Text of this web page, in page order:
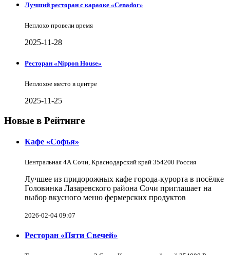
Лучший ресторан с караоке «Cenador»
Неплохо провели время
2025-11-28
Ресторан «Nippon House»
Неплохое место в центре
2025-11-25
Новые в Рейтинге
Кафе «Софья»
Центральная 4А Сочи, Краснодарский край 354200 Россия
Лучшее из придорожных кафе города-курорта в посёлке
Головинка Лазаревского района Сочи приглашает на
выбор вкусного меню фермерских продуктов
2026-02-04 09:07
Ресторан «Пяти Свечей»